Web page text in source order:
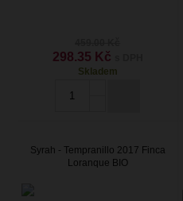
298.35 Kč
Skladem
Syrah - Tempranillo 2017 Finca
Loranque BIO